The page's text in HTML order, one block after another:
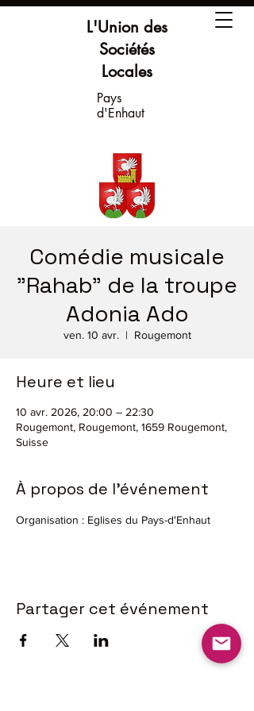
L'Union des
Sociétés
Locales
Pays
d'Enhaut
Comédie musicale
"Rahab" de la troupe
Adonia Ado
ven. 10 avr.
  |
Rougemont
Heure et lieu
10 avr. 2026, 20:00 – 22:30
Rougemont, Rougemont, 1659 Rougemont,
Suisse
À propos de l'événement
Organisation : Eglises du Pays-d'Enhaut
Partager cet événement